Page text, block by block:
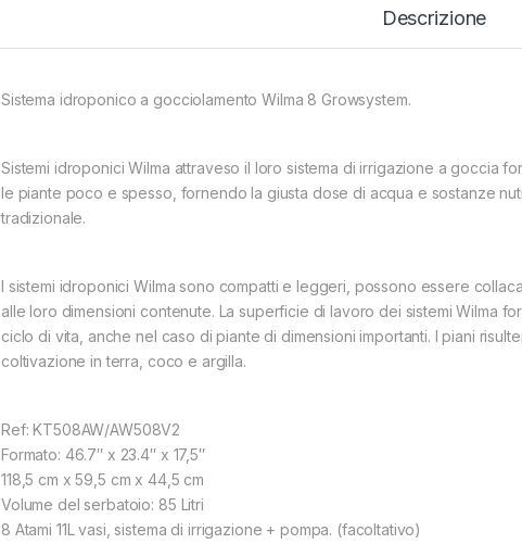
Descrizione
Sistema idroponico a gocciolamento Wilma 8 Growsystem.
Sistemi idroponici Wilma attraveso il loro sistema di irrigazione a goccia
le piante poco e spesso, fornendo la giusta dose di acqua e sostanze
tradizionale.
I sistemi idroponici Wilma sono compatti e leggeri, possono essere
alle loro dimensioni contenute. La superficie di lavoro dei sistemi Wilma
ciclo di vita, anche nel caso di piante di dimensioni importanti. I piani
coltivazione in terra, coco e argilla.
Ref: KT508AW/AW508V2
Formato: 46.7″ x 23.4″ x 17,5″
118,5 cm x 59,5 cm x 44,5 cm
Volume del serbatoio: 85 Litri
8 Atami 11L vasi, sistema di irrigazione + pompa. (facoltativo)